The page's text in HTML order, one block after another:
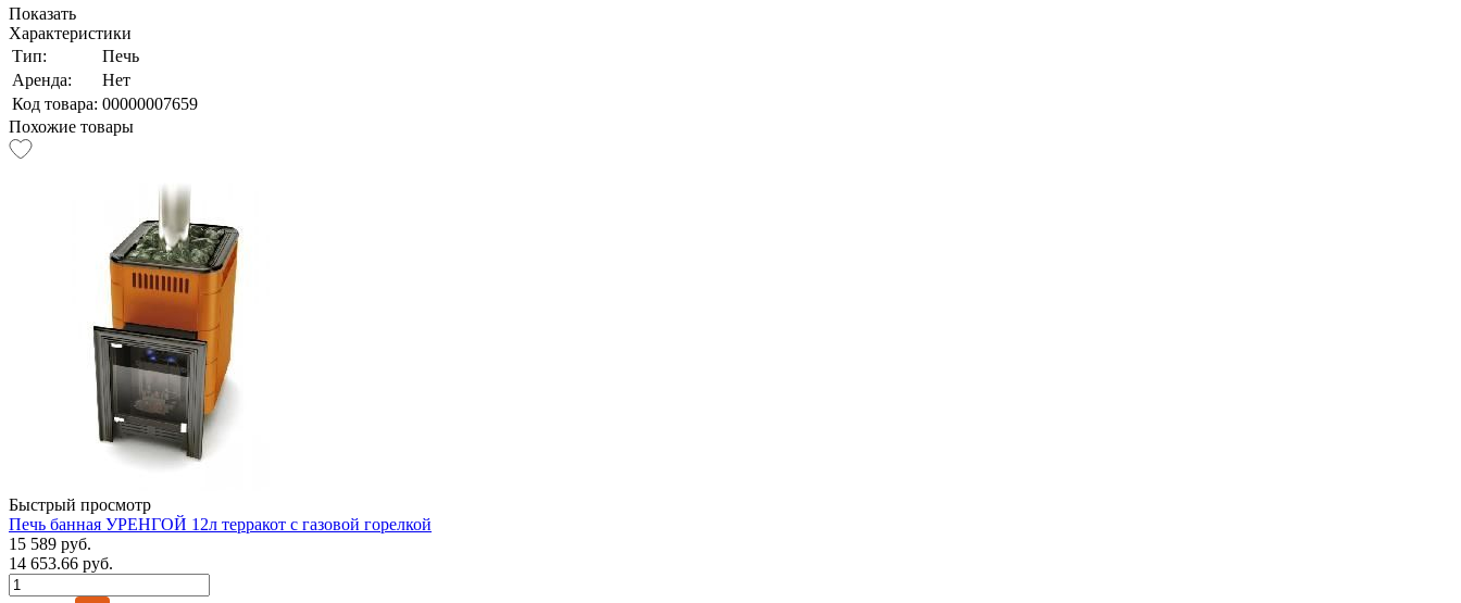
Показать
Характеристики
Тип:
Печь
Аренда:
Нет
Код товара: 00000007659
Похожие товары
Быстрый просмотр
Печь банная УРЕНГОЙ 12л терракот с газовой горелкой
15 589 руб.
14 653.66 руб.